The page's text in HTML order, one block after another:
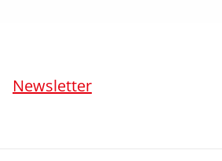
Newsletter